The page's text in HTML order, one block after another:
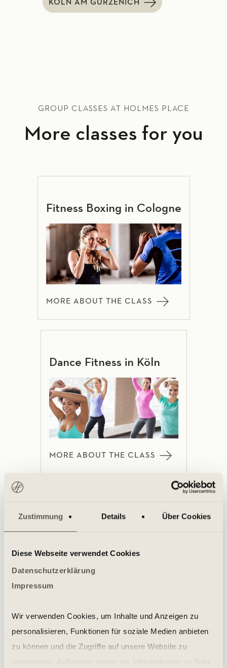
Zustimmung Details Über Cookies
Diese Webseite verwendet Cookies
Datenschutzerklärung
Impressum
Wir verwenden Cookies, um Inhalte und Anzeigen zu
personalisieren, Funktionen für soziale Medien anbieten
zu können und die Zugriffe auf unsere Website zu
analysieren. Außerdem geben wir Informationen zu Ihrer
KÖLN AM GÜRZENICH
GROUP CLASSES AT HOLMES PLACE
More classes for you
Fitness Boxing in Cologne
MORE ABOUT THE CLASS
Dance Fitness in Köln
MORE ABOUT THE CLASS
Zumba Fitness in Cologne